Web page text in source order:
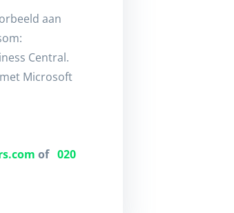
aan
Central.
Microsoft
of 020